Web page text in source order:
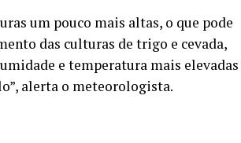
um pouco mais altas, o que pode
das culturas de trigo e cevada,
e temperatura mais elevadas
alerta o meteorologista.